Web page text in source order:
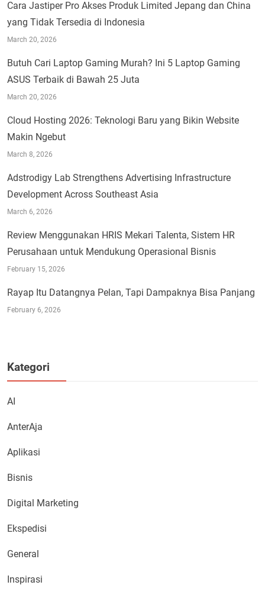
Cara Jastiper Pro Akses Produk Limited Jepang dan China
yang Tidak Tersedia di Indonesia
March 20, 2026
Butuh Cari Laptop Gaming Murah? Ini 5 Laptop Gaming
ASUS Terbaik di Bawah 25 Juta
March 20, 2026
Cloud Hosting 2026: Teknologi Baru yang Bikin Website
Makin Ngebut
March 8, 2026
Adstrodigy Lab Strengthens Advertising Infrastructure
Development Across Southeast Asia
March 6, 2026
Review Menggunakan HRIS Mekari Talenta, Sistem HR
Perusahaan untuk Mendukung Operasional Bisnis
February 15, 2026
Rayap Itu Datangnya Pelan, Tapi Dampaknya Bisa Panjang
February 6, 2026
Kategori
AI
AnterAja
Aplikasi
Bisnis
Digital Marketing
Ekspedisi
General
Inspirasi